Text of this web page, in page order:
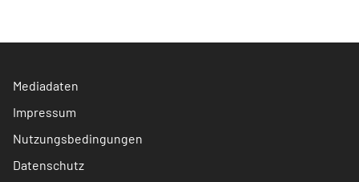
Mediadaten
Impressum
Nutzungsbedingungen
Datenschutz